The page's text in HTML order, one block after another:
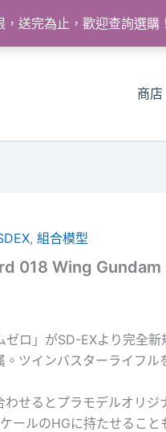
送完為止，歡迎查詢選購
商店
,組合模型
018 Wing Gundam
ゼロ」がSD-EXより完全新
ツインバスターライフル
せるとプラモデルオリジ
ールのHGに持たせること